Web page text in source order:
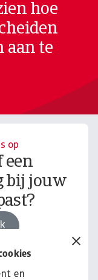
en
hoe
aan te
op
een
bij jouw